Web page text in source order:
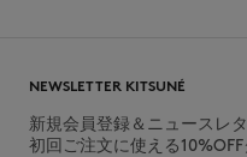
NEWSLETTER KITSUNÉ
新規会員登録＆ニュースレ
初回ご注文に使える